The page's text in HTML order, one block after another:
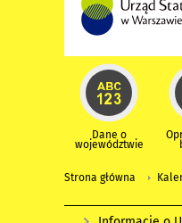
Dane o
województwie
Strona główna